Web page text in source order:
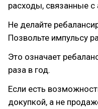
расходы, связанные
Не делайте
Позвольте импульсу
Это означает
раза в год.
Если есть
докупкой, а не